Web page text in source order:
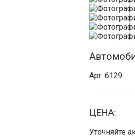
Арт. 6129
ЦЕНА:
Уточняйте